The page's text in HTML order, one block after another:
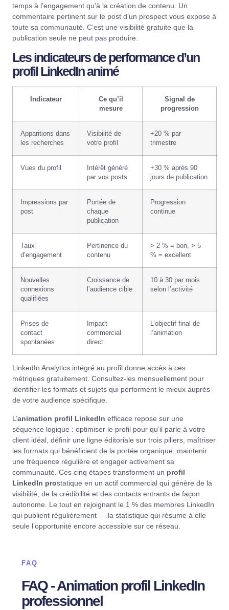
temps à l’engagement qu’à la création de contenu. Un
commentaire pertinent sur le post d’un prospect vous expose à
toute sa communauté. C’est une visibilité gratuite que la
publication seule ne peut pas produire.
Les indicateurs de performance d’un
profil LinkedIn animé
Indicateur
Ce qu’il
mesure
Signal de
progression
Apparitions dans
les recherches
Visibilité de
votre profil
+20 % par
trimestre
Vues du profil
Intérêt généré
par vos posts
+30 % après 90
jours de publication
Impressions par
post
Portée de
chaque
publication
Progression
continue
Taux
d’engagement
Pertinence du
contenu
> 2 % = bon, > 5
% = excellent
Nouvelles
connexions
qualifiées
Croissance de
l’audience cible
10 à 30 par mois
selon l’activité
Prises de
contact
spontanées
Impact
commercial
direct
L’objectif final de
l’animation
LinkedIn Analytics intégré au profil donne accès à ces
métriques gratuitement. Consultez-les mensuellement pour
identifier les formats et sujets qui performent le mieux auprès
de votre audience spécifique.
L’animation profil LinkedIn efficace repose sur une
séquence logique : optimiser le profil pour qu’il parle à votre
client idéal, définir une ligne éditoriale sur trois piliers, maîtriser
les formats qui bénéficient de la portée organique, maintenir
une fréquence régulière et engager activement sa
communauté. Ces cinq étapes transforment un profil
LinkedIn prostatique en un actif commercial qui génère de la
visibilité, de la crédibilité et des contacts entrants de façon
autonome. Le tout en rejoignant le 1 % des membres LinkedIn
qui publient régulièrement — la statistique qui résume à elle
seule l’opportunité encore accessible sur ce réseau.
FAQ
FAQ - Animation profil LinkedIn
professionnel